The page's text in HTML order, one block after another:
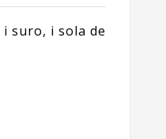
suro, i sola de